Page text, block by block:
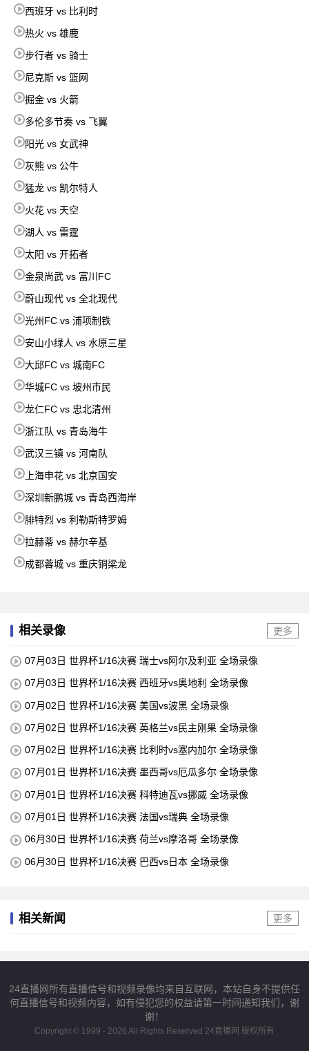
西班牙 vs 比利时
热火 vs 雄鹿
步行者 vs 骑士
尼克斯 vs 篮网
掘金 vs 火箭
多伦多节奏 vs 飞翼
阳光 vs 女武神
灰熊 vs 公牛
猛龙 vs 凯尔特人
火花 vs 天空
湖人 vs 雷霆
太阳 vs 开拓者
金泉尚武 vs 富川FC
蔚山现代 vs 全北现代
光州FC vs 浦项制铁
安山小绿人 vs 水原三星
大邱FC vs 城南FC
华城FC vs 坡州市民
龙仁FC vs 忠北清州
浙江队 vs 青岛海牛
武汉三镇 vs 河南队
上海申花 vs 北京国安
深圳新鹏城 vs 青岛西海岸
腓特烈 vs 利勒斯特罗姆
拉赫蒂 vs 赫尔辛基
成都蓉城 vs 重庆铜梁龙
相关录像 更多
07月03日 世界杯1/16决赛 瑞士vs阿尔及利亚 全场录像
07月03日 世界杯1/16决赛 西班牙vs奥地利 全场录像
07月02日 世界杯1/16决赛 美国vs波黑 全场录像
07月02日 世界杯1/16决赛 英格兰vs民主刚果 全场录像
07月02日 世界杯1/16决赛 比利时vs塞内加尔 全场录像
07月01日 世界杯1/16决赛 墨西哥vs厄瓜多尔 全场录像
07月01日 世界杯1/16决赛 科特迪瓦vs挪威 全场录像
07月01日 世界杯1/16决赛 法国vs瑞典 全场录像
06月30日 世界杯1/16决赛 荷兰vs摩洛哥 全场录像
06月30日 世界杯1/16决赛 巴西vs日本 全场录像
相关新闻 更多
24直播网所有直播信号和视频录像均来自互联网，本站自身不提供任
何直播信号和视频内容，如有侵犯您的权益请第一时间通知我们，谢
谢！
Copyright © 1999 - 2026 All Rights Reserved 24直播网 版权所有